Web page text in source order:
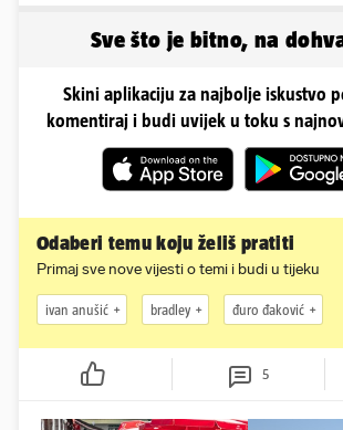
Sve što je bitno, na
Skini aplikaciju za najbolje iskustvo
komentiraj i budi uvijek u toku s
Odaberi temu koju želiš pratiti
Primaj sve nove vijesti o temi i budi u tijeku
ivan anušić bradley đuro đaković
5